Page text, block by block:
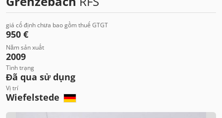
giá cố định chưa bao gồm thuế GTGT
950 €
Năm sản xuất
2009
Tình trạng
Đã qua sử dụng
Vị trí
Wiefelstede